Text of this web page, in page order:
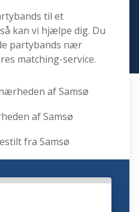
til et
kan vi hjælpe dig. Du
partybands nær
matching-service.
af Samsø
af Samsø
fra Samsø